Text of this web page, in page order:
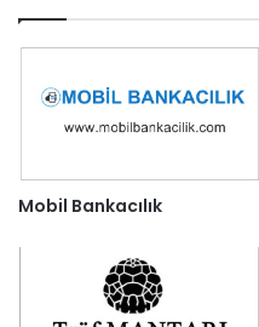
Mobil Bankacılık